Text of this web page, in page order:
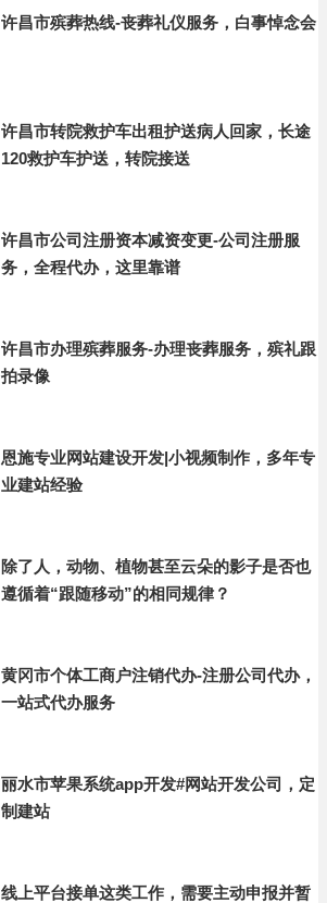
许昌市殡葬热线-丧葬礼仪服务，白事悼念会
许昌市转院救护车出租护送病人回家，长途
120救护车护送，转院接送
许昌市公司注册资本减资变更-公司注册服
务，全程代办，这里靠谱
许昌市办理殡葬服务-办理丧葬服务，殡礼跟
拍录像
恩施专业网站建设开发|小视频制作，多年专
业建站经验
除了人，动物、植物甚至云朵的影子是否也
遵循着“跟随移动”的相同规律？
黄冈市个体工商户注销代办-注册公司代办，
一站式代办服务
丽水市苹果系统app开发#网站开发公司，定
制建站
线上平台接单这类工作，需要主动申报并暂